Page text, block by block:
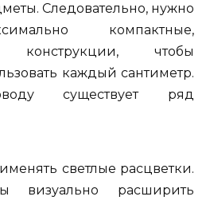
Следовательно, нужно
компактные,
конструкции, чтобы
каждый сантиметр.
существует ряд
светлые расцветки.
визуально расширить